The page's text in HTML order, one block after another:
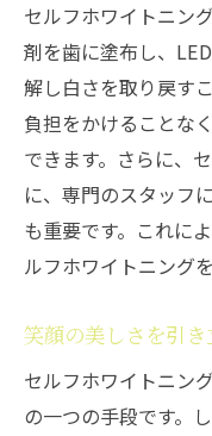
初心者にお
安心して利
初めての体
多摩市で
初心者向け
安心感を重
笑顔を輝かせる
セルフホワ
き
周囲からの
セルフホワイトニン
剤を歯に塗布し、
解し白さを取り戻す
負担をかけることな
できます。さらに、
に、専門のスタッフ
も重要です。これに
ルフホワイトニング
笑顔の美しさを引
セルフホワイトニン
の一つの手段です。